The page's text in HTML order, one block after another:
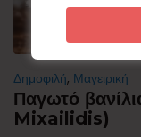
Δημοφιλή, Μαγειρική
Παγωτό
Mixailidis)